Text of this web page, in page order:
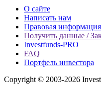
О сайте
Написать нам
Правовая информация
Получить данные /
Investfunds-PRO
FAQ
Портфель инвестора
Copyright © 2003-2026